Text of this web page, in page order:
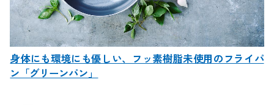
身体にも環境にも優しい、フッ素樹脂未使用のフライパ
ン「グリーンパン」